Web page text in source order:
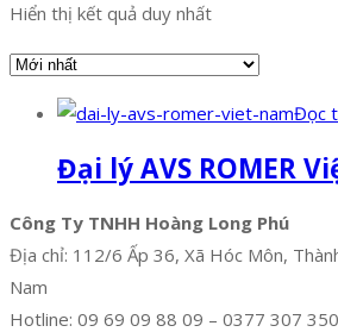
Hiển thị kết quả duy nhất
Đọc
Đại lý AVS ROMER
Công Ty TNHH Hoàng Long Phú
Địa chỉ: 112/6 Ấp 36, Xã Hóc Môn,
Nam
Hotline: 09 69 09 88 09 – 0377 307 350